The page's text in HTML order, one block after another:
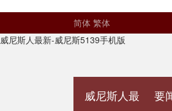
简体 繁体
威尼斯人最新-威尼斯5139手机版
威尼斯人最 要